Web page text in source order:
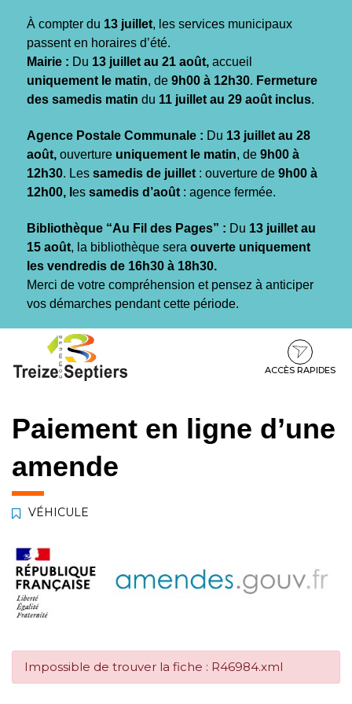
À compter du 13 juillet, les services municipaux
passent en horaires d’été.
Mairie : Du 13 juillet au 21 août, accueil
uniquement le matin, de 9h00 à 12h30. Fermeture
des samedis matin du 11 juillet au 29 août inclus.
Agence Postale Communale : Du 13 juillet au 28
août, ouverture uniquement le matin, de 9h00 à
12h30. Les samedis de juillet : ouverture de 9h00 à
12h00, l es samedis d’août : agence fermée.
Bibliothèque “Au Fil des Pages” : Du 13 juillet au
15 août, la bibliothèque sera ouverte uniquement
les vendredis de 16h30 à 18h30.
Merci de votre compréhension et pensez à anticiper
vos démarches pendant cette période.
contenu
pied
ACCÈS RAPIDES
Paiement en ligne d’une
amende
VÉHICULE
Impossible de trouver la fiche : R46984.xml